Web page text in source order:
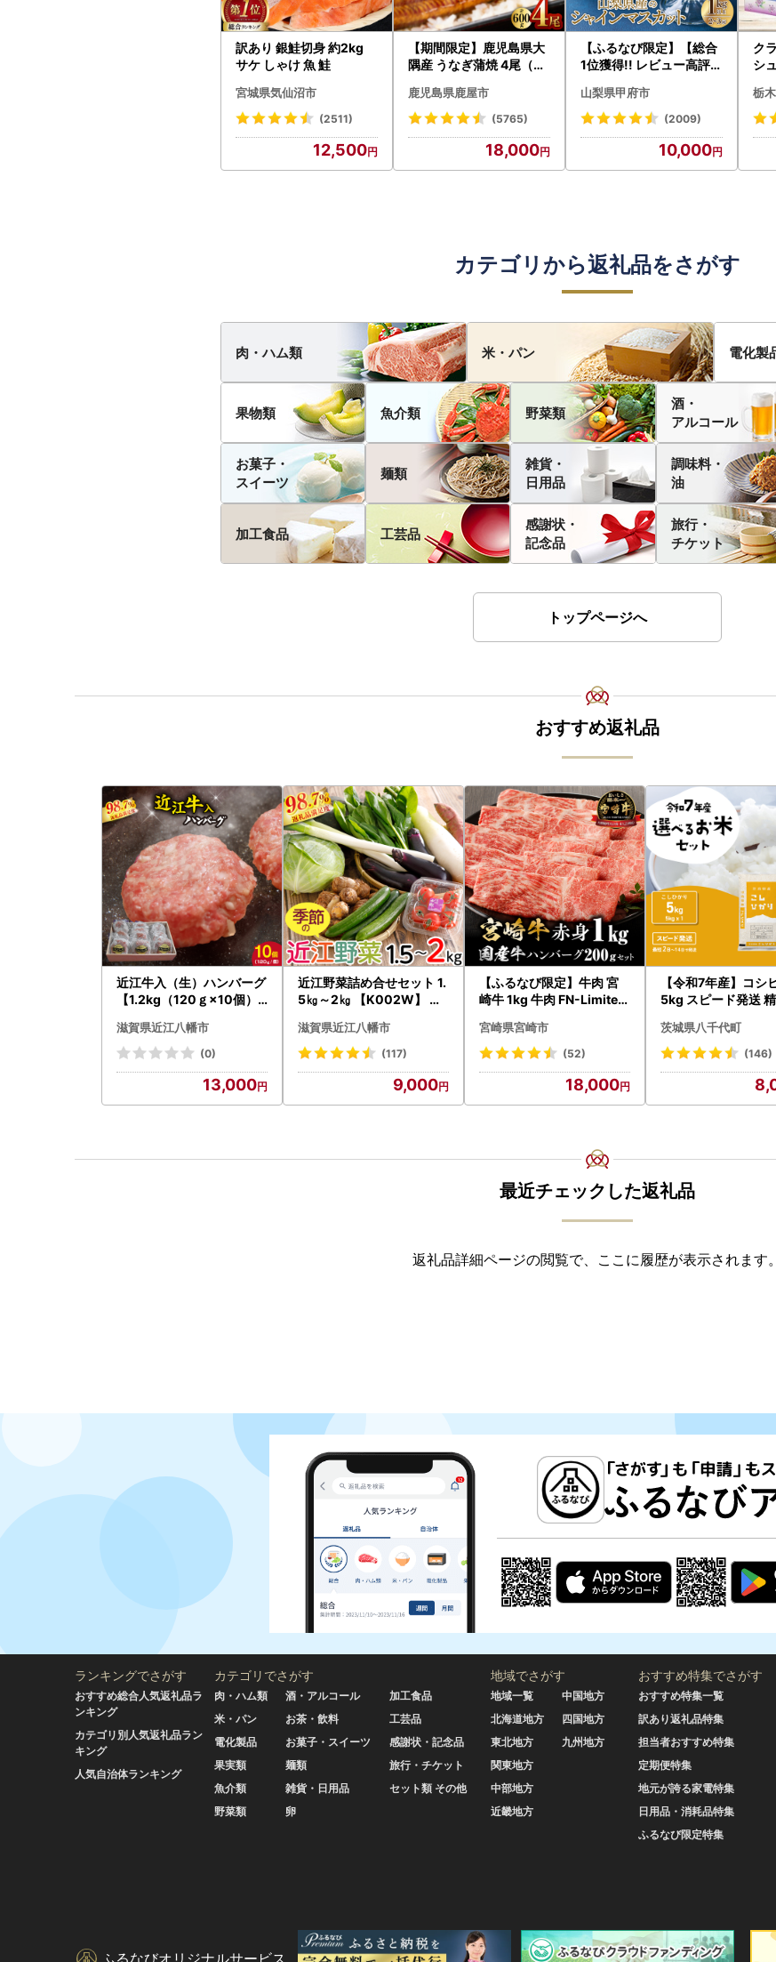
訳あり 銀鮭切身 約2kg
サケ しゃけ 魚 鮭
宮城県気仙沼市
(2511)
12,500
【期間限定】鹿児島県大
隅産 うなぎ蒲焼 4尾（60
cp18 うなぎ 鰻 魚 惣菜 総
菜
鹿児島県鹿屋市
(5765)
18,000
【ふるなび限定】【総合
1位獲得!! レビュー高評価
〉山梨県産 シャインマス
カット 2～3房（1.0kg以
N-Limited-SP
山梨県甲府市
(2009)
10,000
ク
シ
ト)
・
栃
カテゴリから返礼品をさがす
肉・ハム類 米・パン 電化製
果物類 魚介類 野菜類
酒・
アルコール
お菓子・
スイーツ
麺類
雑貨・
日用品
調味料・
油
加工食品 工芸品
感謝状・
記念品
旅行・
チケット
トップページへ
おすすめ返礼品
近江牛入（生）ハンバーグ
【1.2kg（120ｇ×10個）
滋賀県近江八幡市
(0)
13,000
近江野菜詰め合せセット 1.
5㎏～2㎏ 【K002W】 野
滋賀県近江八幡市
(117)
9,000
【ふるなび限定】牛肉 宮
崎牛 1kg 牛肉 FN-Limited
宮崎県宮崎市
(52)
18,000
【令和7年産】コシ
5kg スピード発送
町
茨城県八千代町
(146)
最近チェックした返礼品
返礼品詳細ページの閲覧で、ここに履歴が表示されます。
ランキングでさがす
おすすめ総合人気返礼品ラ
ンキング
カテゴリ別人気返礼品ラン
キング
人気自治体ランキング
カテゴリでさがす
肉・ハム類
米・パン
電化製品
果実類
魚介類
野菜類
酒・アルコール
お茶・飲料
お菓子・スイーツ
麺類
雑貨・日用品
卵
加工食品
工芸品
感謝状・記念品
旅行・チケット
セット類 その他
地域でさがす
地域一覧
北海道地方
東北地方
関東地方
中部地方
近畿地方
中国地方
四国地方
九州地方
おすすめ特集でさがす
おすすめ特集一覧
訳あり返礼品特集
担当者おすすめ特集
定期便特集
地元が誇る家電特集
日用品・消耗品特集
ふるなび限定特集